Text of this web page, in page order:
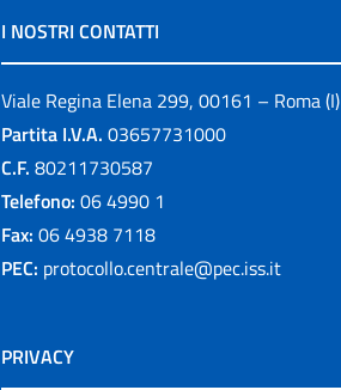
I NOSTRI CONTATTI
Viale Regina Elena 299, 00161 – Roma (I)
Partita I.V.A. 03657731000
C.F. 80211730587
Telefono: 06 4990 1
Fax: 06 4938 7118
PEC: protocollo.centrale@pec.iss.it
PRIVACY